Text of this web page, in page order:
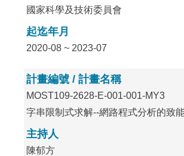
國家科學及技術委員會
起迄年月
2020-08 ~ 2023-07
計畫編號 / 計畫名稱
MOST109-2628-E-001-001-MY3
字串限制式求解--網路程式分析的致
主持人
陳郁方